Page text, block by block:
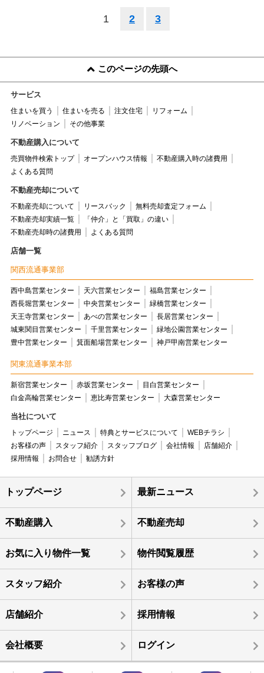
1 2 3
このページの先頭へ
サービス
住まいを買う 住まいを売る 注文住宅
リフォーム
リノベーション
その他事業
不動産購入について
売買物件検索トップ オープンハウス情報
不動産購入時の諸費用
よくある質問
不動産売却について
不動産売却について リースバック
無料売却査定フォーム
不動産売却実績一覧
「仲介」と「買取」の違い
不動産売却時の諸費用
よくある質問
店舗一覧
関西流通事業部
西中島営業センター 天六営業センター
福島営業センター
西長堀営業センター
中央営業センター
緑橋営業センター
天王寺営業センター
あべの営業センター
長居営業センター
城東関目営業センター
千里営業センター
緑地公園営業センター
豊中営業センター
箕面船場営業センター 神戸甲南営業センター
関東流通事業本部
新宿営業センター 赤坂営業センター
目白営業センター
白金高輪営業センター
恵比寿営業センター 大森営業センター
当社について
トップページ ニュース 特典とサービスについて
WEBチラシ
お客様の声
スタッフ紹介 スタッフブログ 会社情報
店舗紹介
採用情報
お問合せ 勧誘方針
トップページ 最新ニュース
不動産購入 不動産売却
お気に入り物件一覧 物件閲覧履歴
スタッフ紹介 お客様の声
店舗紹介 採用情報
会社概要 ログイン